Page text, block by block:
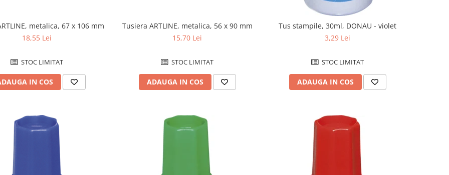
metalica, 67 x 106 mm
18,55 Lei
STOC LIMITAT
IN COS
Tusiera ARTLINE, metalica, 56 x 90 mm
15,70 Lei
STOC LIMITAT
ADAUGA IN COS
Tus stampile, 30ml, DONAU - violet
3,29 Lei
STOC LIMITAT
ADAUGA IN COS